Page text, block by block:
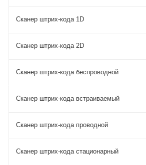
Сканер штрих-кода 1D
Сканер штрих-кода 2D
Сканер штрих-кода беспроводной
Сканер штрих-кода встраиваемый
Сканер штрих-кода проводной
Сканер штрих-кода стационарный